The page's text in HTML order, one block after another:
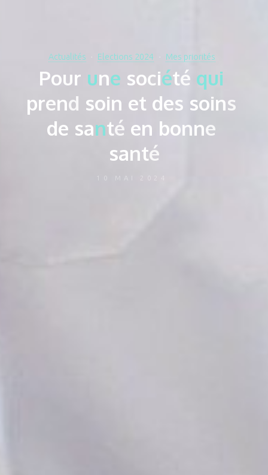
Actualités Elections 2024 Mes priorités
Pour une société qui
prend soin et des soins
de santé en bonne
santé